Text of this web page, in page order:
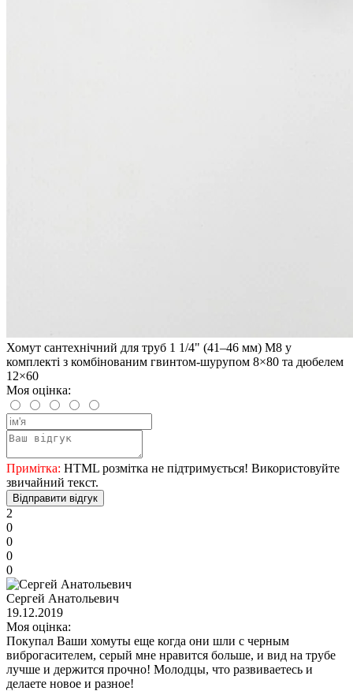
Хомут сантехнічний для труб 1 1/4" (41–46 мм) М8 у
комплекті з комбінованим гвинтом-шурупом 8×80 та дюбелем
12×60
Моя оцінка:
Примітка: HTML розмітка не підтримується! Використовуйте
звичайний текст.
Відправити відгук
2
0
0
0
0
Сергей Анатольевич
19.12.2019
Моя оцінка:
Покупал Ваши хомуты еще когда они шли с черным
виброгасителем, серый мне нравится больше, и вид на трубе
лучше и держится прочно! Молодцы, что развиваетесь и
делаете новое и разное!